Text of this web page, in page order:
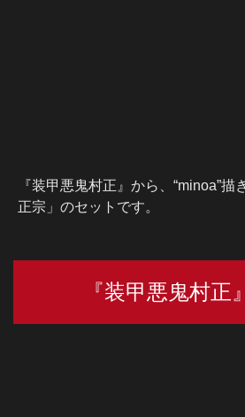
『装甲悪鬼村正』から、“minoa”
正宗」のセットです。
『装甲悪鬼村